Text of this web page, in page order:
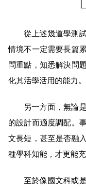
從上述幾道學測
情境不一定需要長篇
問重點，知悉解決問
化其活學活用的能力。
另一方面，無論
的設計而適度調配。
文長短，甚至是否融
種學科知能，才更能
至於像國文科或